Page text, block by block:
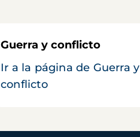
Guerra y conflicto
Ir a la página de Guerra y
conflicto